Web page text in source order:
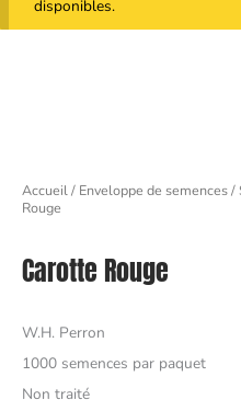
disponibles.
Accueil/ Enveloppe de semences/
Rouge
Carotte Rouge
W.H. Perron
1000 semences par paquet
Non traité